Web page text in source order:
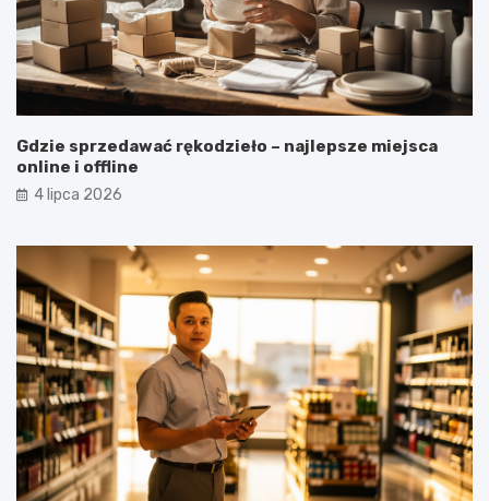
Gdzie sprzedawać rękodzieło – najlepsze miejsca
online i offline
4 lipca 2026